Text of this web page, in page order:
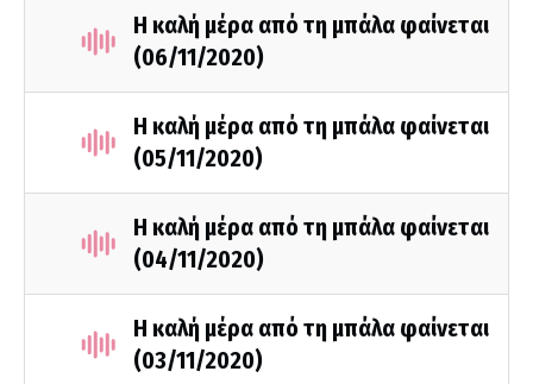
Η καλή μέρα από τη μπάλα φαίνεται
(06/11/2020)
Η καλή μέρα από τη μπάλα φαίνεται
(05/11/2020)
Η καλή μέρα από τη μπάλα φαίνεται
(04/11/2020)
Η καλή μέρα από τη μπάλα φαίνεται
(03/11/2020)